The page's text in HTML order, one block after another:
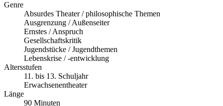
Genre
Absurdes Theater / philosophische Themen
Ausgrenzung / Außenseiter
Ernstes / Anspruch
Gesellschaftskritik
Jugendstücke / Jugendthemen
Lebenskrise / -entwicklung
Altersstufen
11. bis 13. Schuljahr
Erwachsenentheater
Länge
90 Minuten